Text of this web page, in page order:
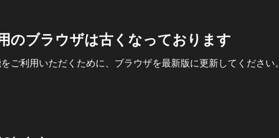
のブラウザは古くなっております
ご利用いただくために、ブラウザを最新版に更新してください。